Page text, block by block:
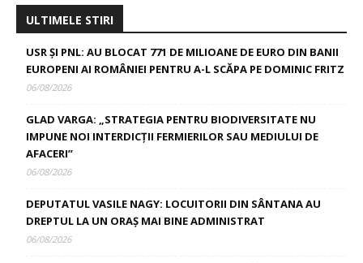
ULTIMELE STIRI
USR ȘI PNL: AU BLOCAT 771 DE MILIOANE DE EURO DIN BANII
EUROPENI AI ROMÂNIEI PENTRU A-L SCĂPA PE DOMINIC FRITZ
06/08/2026
GLAD VARGA: „STRATEGIA PENTRU BIODIVERSITATE NU
IMPUNE NOI INTERDICȚII FERMIERILOR SAU MEDIULUI DE
AFACERI”
06/08/2026
DEPUTATUL VASILE NAGY: LOCUITORII DIN SÂNTANA AU
DREPTUL LA UN ORAȘ MAI BINE ADMINISTRAT
06/08/2026